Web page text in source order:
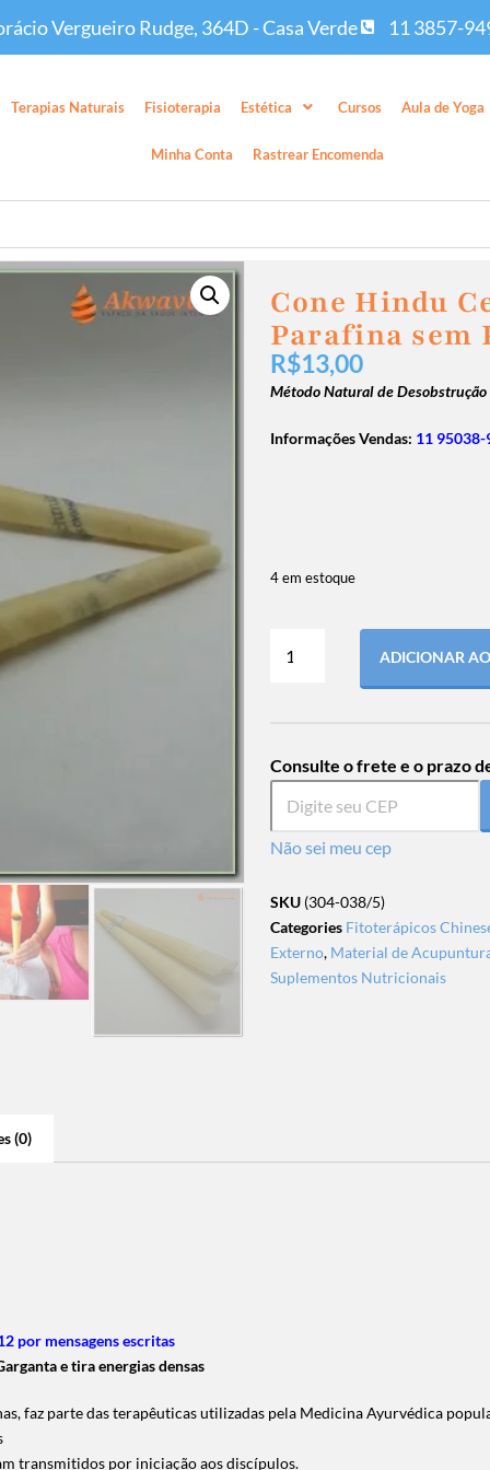
Vergueiro Rudge, 364D - Casa Verde 11 3857-
Terapias Naturais Fisioterapia Estética Cursos Aula de Yoga
Minha Conta Rastrear Encomenda
Cone Hindu
Parafina sem
R$13,00
Método Natural de
Informações Vendas: 11 95038-
4 em estoque
ADICIONAR
Consulte o frete e o prazo
Não sei meu cep
SKU (304-038/5)
Categories Fitoterápicos
Externo, Material de
Suplementos Nutricionais
(0)
por mensagens escritas
e tira energias densas
faz parte das terapêuticas utilizadas pela Medicina Ayurvédica
transmitidos por iniciação aos discípulos.